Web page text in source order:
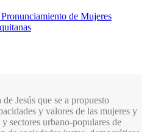
de Mujeres
Jesús que se a propuesto
y valores de las mujeres y
sectores urbano-populares de